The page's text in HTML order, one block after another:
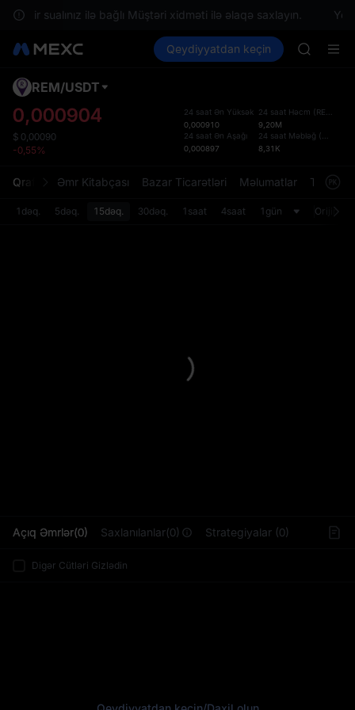
bir sualınız ilə bağlı Müştəri xidməti ilə əlaqə saxlayın.
Bazarlar Spot Futures SPCX
Qeydiyyatdan keçin
AAOI
SKYAI
REM/USDT
0,000904
$ 0,00090
-0,55%
24 saat Ən Yüksək
0,000910
24 saat Ən Aşağı
0,000897
24 saat Həcm (REM
9,20M
24 saat Məbləğ (
8,31K
Qrafik Əmr Kitabçası Bazar Ticarətləri Məlumatlar
1dəq. 5dəq. 15dəq. 30dəq. 1saat 4saat 1gün Orijinal
Açıq Əmrlər(0) Saxlanılanlar(0) Strategiyalar (0)
Digər Cütləri Gizlədin